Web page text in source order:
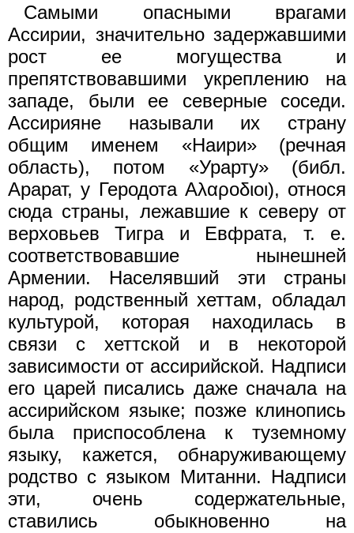
Самыми опасными врагами
Ассирии, значительно задержавшими
рост ее могущества и
препятствовавшими укреплению на
западе, были ее северные соседи.
Ассирияне называли их страну
общим именем «Наири» (речная
область), потом «Урарту» (библ.
Арарат, у Геродота Αλαροδιοι), относя
сюда страны, лежавшие к северу от
верховьев Тигра и Евфрата, т. е.
соответствовавшие нынешней
Армении. Населявший эти страны
народ, родственный хеттам, обладал
культурой, которая находилась в
связи с хеттской и в некоторой
зависимости от ассирийской. Надписи
его царей писались даже сначала на
ассирийском языке; позже клинопись
была приспособлена к туземному
языку, кажется, обнаруживающему
родство с языком Митанни. Надписи
эти, очень содержательные,
ставились обыкновенно на